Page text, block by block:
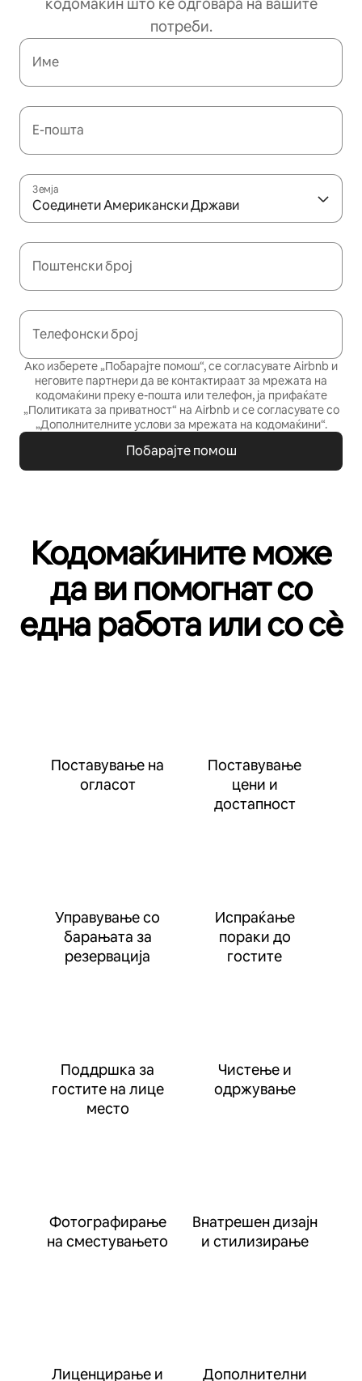
потреби.
Име
Е-пошта
Земја
Соединети Американски Држави
Поштенски број
Телефонски број
Ако изберете „Побарајте помош“, се согласувате Airbnb и
неговите партнери да ве контактираат за мрежата на
кодомаќини преку е-пошта или телефон, ја прифаќате
„Политиката за приватност“ на Airbnb и се согласувате со
„Дополнителните услови за мрежата на кодомаќини“.
Побарајте помош
Кодомаќините може
да ви помогнат со
една работа или со сѐ
Поставување на
огласот
Поставување
цени и
достапност
Управување со
барањата за
резервација
Испраќање
пораки до
гостите
Поддршка за
гостите на лице
место
Чистење и
одржување
Фотографирање
на сместувањето
Внатрешен дизајн
и стилизирање
Лиценцирање и Дополнителни